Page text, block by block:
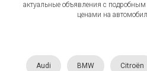
актуальные объявления с
ценами на
Audi BMW Citroën